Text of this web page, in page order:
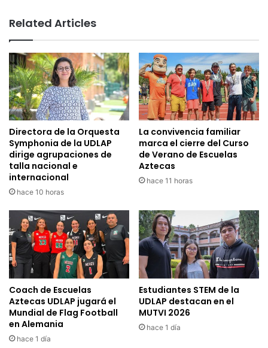
Related Articles
Directora de la Orquesta
Symphonia de la UDLAP
dirige agrupaciones de
talla nacional e
internacional
hace 10 horas
La convivencia familiar
marca el cierre del Curso
de Verano de Escuelas
Aztecas
hace 11 horas
Coach de Escuelas
Aztecas UDLAP jugará el
Mundial de Flag Football
en Alemania
hace 1 día
Estudiantes STEM de la
UDLAP destacan en el
MUTVI 2026
hace 1 día